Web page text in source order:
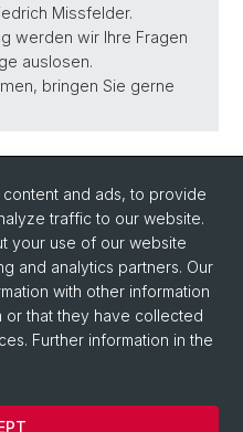
Missfelder.
werden wir Ihre Fragen
auslosen.
bringen Sie gerne
Sciences
and ads, to provide
traffic to our website.
your use of our website
and analytics partners. Our
with other information
that they have collected
Further information in the